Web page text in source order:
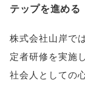
テップを進める
株式会社山岸で
定者研修を実施
社会人としての